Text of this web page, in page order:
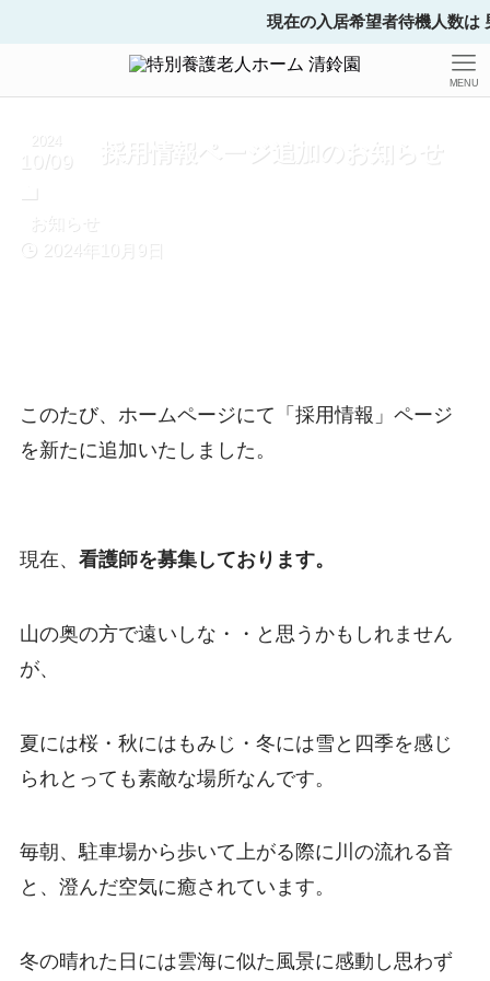
現在の入居希望者待機人数は
MENU
採用情報ページ追加のお知らせ
2024
10/09
お知らせ
2024年10月9日
このたび、ホームページにて「採用情報」ページ
を新たに追加いたしました。
現在、 看護師を募集しております。
山の奥の方で遠いしな・・と思うかもしれません
が、
夏には桜・秋にはもみじ・冬には雪と四季を感じ
られとっても素敵な場所なんです。
毎朝、駐車場から歩いて上がる際に川の流れる音
と、澄んだ空気に癒されています。
冬の晴れた日には雲海に似た風景に感動し思わず